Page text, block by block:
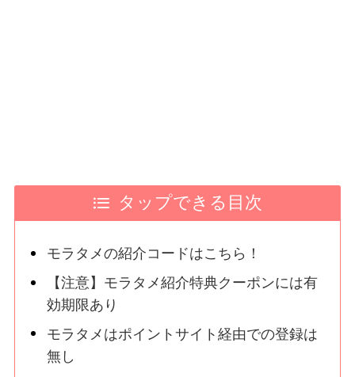
タップできる目次
モラタメの紹介コードはこちら！
【注意】モラタメ紹介特典クーポンには有
効期限あり
モラタメはポイントサイト経由での登録は
無し